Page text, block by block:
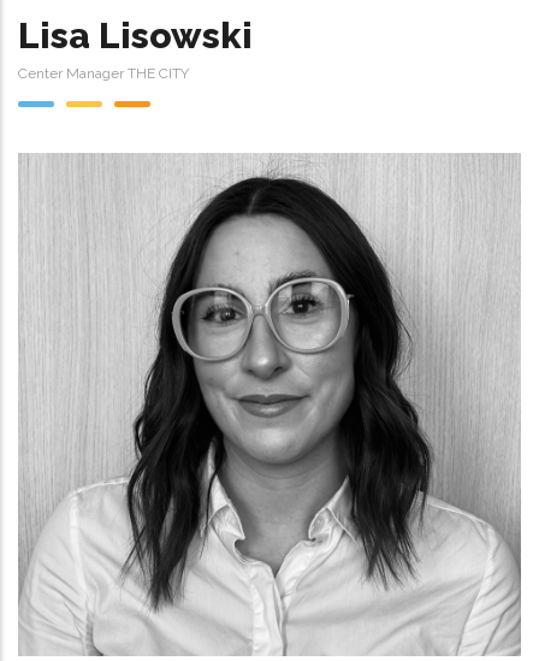
Lisa Lisowski
Center Manager THE CITY